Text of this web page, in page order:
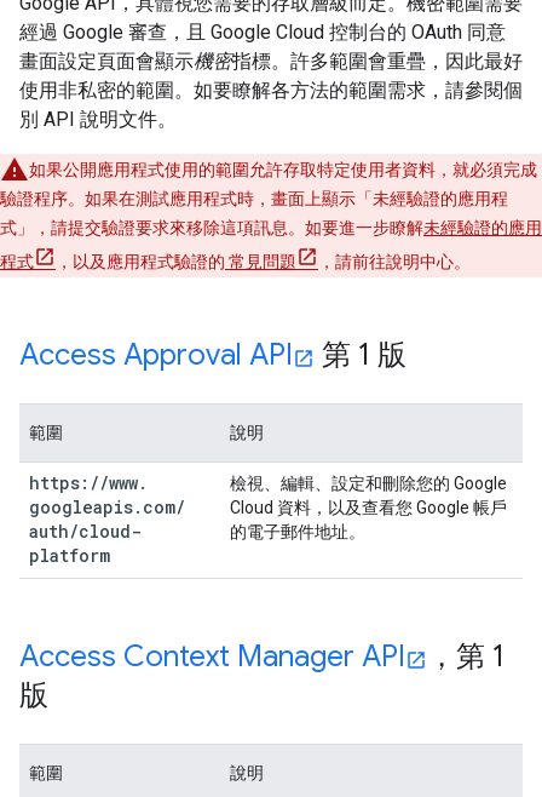
經過 Google 審查，且 Google Cloud 控制台的 OAuth 同意
畫面設定頁面會顯示機密指標。許多範圍會重疊，因此最好
使用非私密的範圍。如要瞭解各方法的範圍需求，請參閱個
別 API 說明文件。
如果公開應用程式使用的範圍允許存取特定使用者資料，就必須完成
驗證程序。如果在測試應用程式時，畫面上顯示「未經驗證的應用程
式」
，請提交驗證要求來移除這項訊息。如要進一步瞭解未經驗證的應用
程式
，以及應用程式驗證的 常見問題 ，請前往說明中心。
Access Approval API 第 1 版
範圍 說明
https: //www.
googleapis. com/
auth/cloud-
platform
檢視、編輯、設定和刪除您的 Google
Cloud 資料，以及查看您 Google 帳戶
的電子郵件地址。
Access Context Manager API
，第 1
版
範圍 說明